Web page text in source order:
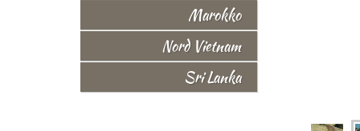
Marokko
Nord Vietnam
Sri Lanka